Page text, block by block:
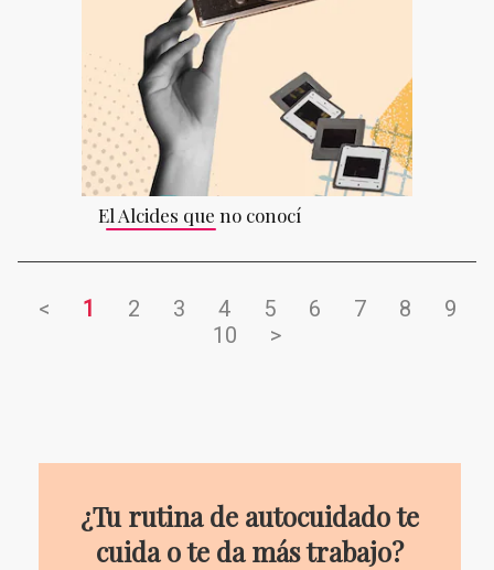
El Alcides que no conocí
< 1 2 3 4 5 6 7 8
9
10
>
¿Tu rutina de autocuidado te
cuida o te da más trabajo?